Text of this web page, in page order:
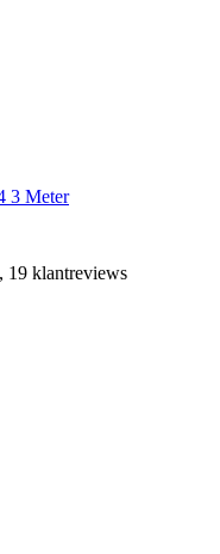
3 Meter
19 klantreviews